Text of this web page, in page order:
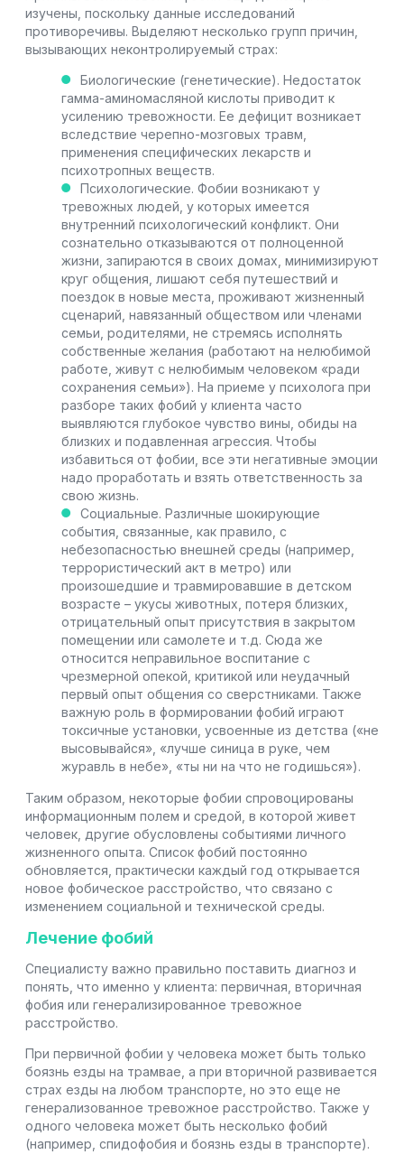
изучены, поскольку данные исследований
противоречивы. Выделяют несколько групп причин,
вызывающих неконтролируемый страх:
Биологические (генетические). Недостаток
гамма-аминомасляной кислоты приводит к
усилению тревожности. Ее дефицит возникает
вследствие черепно-мозговых травм,
применения специфических лекарств и
психотропных веществ.
Психологические. Фобии возникают у
тревожных людей, у которых имеется
внутренний психологический конфликт. Они
сознательно отказываются от полноценной
жизни, запираются в своих домах, минимизируют
круг общения, лишают себя путешествий и
поездок в новые места, проживают жизненный
сценарий, навязанный обществом или членами
семьи, родителями, не стремясь исполнять
собственные желания (работают на нелюбимой
работе, живут с нелюбимым человеком «ради
сохранения семьи»). На приеме у психолога при
разборе таких фобий у клиента часто
выявляются глубокое чувство вины, обиды на
близких и подавленная агрессия. Чтобы
избавиться от фобии, все эти негативные эмоции
надо проработать и взять ответственность за
свою жизнь.
Социальные. Различные шокирующие
события, связанные, как правило, с
небезопасностью внешней среды (например,
террористический акт в метро) или
произошедшие и травмировавшие в детском
возрасте – укусы животных, потеря близких,
отрицательный опыт присутствия в закрытом
помещении или самолете и т.д. Сюда же
относится неправильное воспитание с
чрезмерной опекой, критикой или неудачный
первый опыт общения со сверстниками. Также
важную роль в формировании фобий играют
токсичные установки, усвоенные из детства («не
высовывайся», «лучше синица в руке, чем
журавль в небе», «ты ни на что не годишься»).
Таким образом, некоторые фобии спровоцированы
информационным полем и средой, в которой живет
человек, другие обусловлены событиями личного
жизненного опыта. Список фобий постоянно
обновляется, практически каждый год открывается
новое фобическое расстройство, что связано с
изменением социальной и технической среды.
Лечение фобий
Специалисту важно правильно поставить диагноз и
понять, что именно у клиента: первичная, вторичная
фобия или генерализированное тревожное
расстройство.
При первичной фобии у человека может быть только
боязнь езды на трамвае, а при вторичной развивается
страх езды на любом транспорте, но это еще не
генерализованное тревожное расстройство. Также у
одного человека может быть несколько фобий
(например, спидофобия и боязнь езды в транспорте).